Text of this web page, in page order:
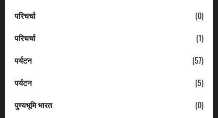
परिचर्चा
(0)
परिचर्चा
(1)
पर्यटन
(57)
पर्यटन
(5)
पुण्यभूमि भारत
(0)